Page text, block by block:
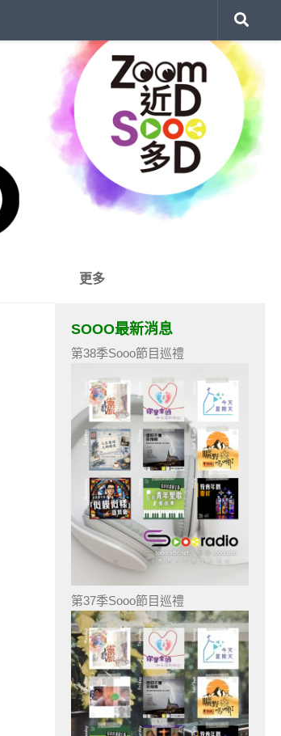
更多
SOOO最新消息
第38季Sooo節目巡禮
第37季Sooo節目巡禮